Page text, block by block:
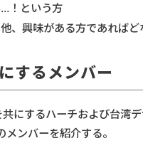
！という方
、興味がある方であれば
するメンバー
にするハーチおよび台湾
メンバーを紹介する。